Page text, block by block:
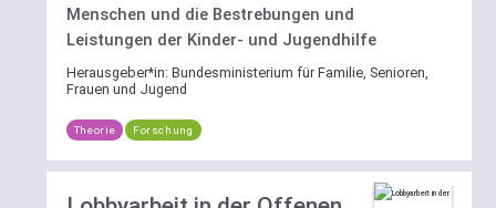
Menschen und die Bestrebungen und
Leistungen der Kinder- und Jugendhilfe
Herausgeber*in: Bundesministerium für Familie, Senioren,
Frauen und Jugend
Theorie Forschung